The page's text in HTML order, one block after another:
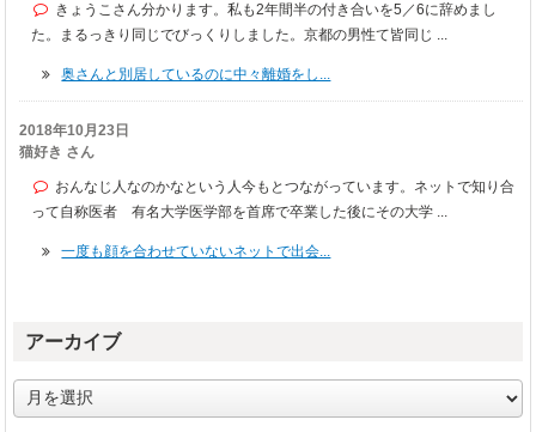
きょうこさん分かります。私も2年間半の付き合いを5／6に辞めまし
た。まるっきり同じでびっくりしました。京都の男性て皆同じ ...
奥さんと別居しているのに中々離婚をし...
2018年10月23日
猫好き さん
おんなじ人なのかなという人今もとつながっています。ネットで知り合
って自称医者 有名大学医学部を首席で卒業した後にその大学 ...
一度も顔を合わせていないネットで出会...
アーカイブ
ー